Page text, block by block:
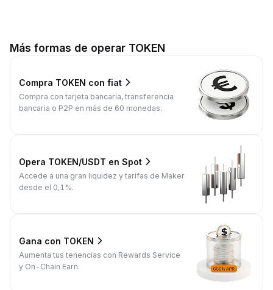
Más formas de operar TOKEN
Compra TOKEN con fiat
Compra con tarjeta bancaria, transferencia
bancaria o P2P en más de 60 monedas.
Opera TOKEN/USDT en Spot
Accede a una gran liquidez y tarifas de Maker
desde el 0,1%.
Gana con TOKEN
Aumenta tus tenencias con Rewards Service
y On-Chain Earn.